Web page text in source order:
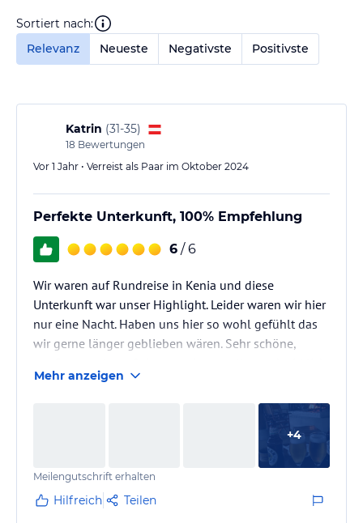
Sortiert nach:
Relevanz
Neueste Negativste Positivste
Katrin (31-35)
18 Bewertungen
Vor 1 Jahr • Verreist als Paar im Oktober 2024
Perfekte Unterkunft, 100% Empfehlung
6 / 6
Wir waren auf Rundreise in Kenia und diese
Unterkunft war unser Highlight. Leider waren wir hier
nur eine Nacht. Haben uns hier so wohl gefühlt das
wir gerne länger geblieben wären. Sehr schöne,
tolles Ambiente. Zimmer sind sehr groß und sauber.
Mehr anzeigen
+4
Meilengutschrift erhalten
Hilfreich Teilen